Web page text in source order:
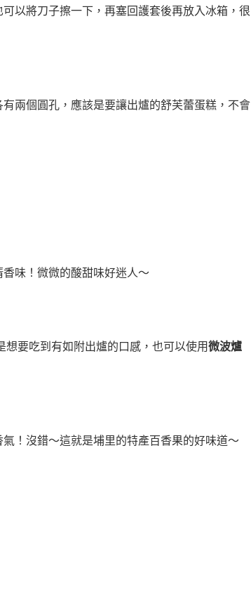
以將刀子擦一下，再塞回護套後再放入冰箱，很
兩個圓孔， 應該是要讓出爐的舒芙蕾蛋糕，不會
味！ 微微的酸甜味好迷人～
想要吃到有如附出爐的口感，也可以使用微波爐
！ 沒錯～這就是埔里的特產百香果的好味道～